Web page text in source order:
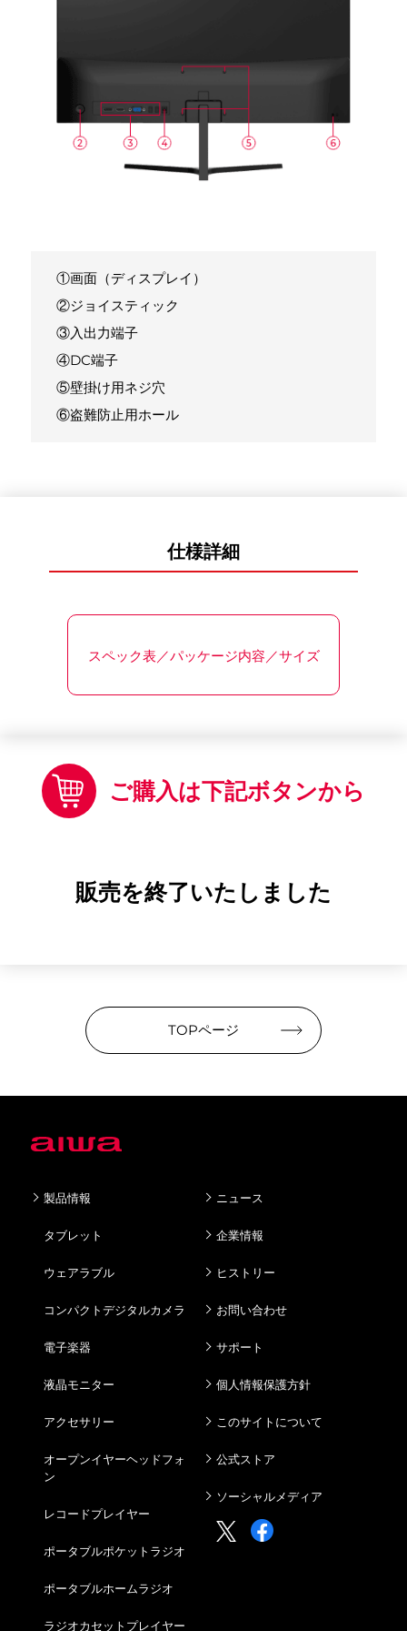
①画面（ディスプレイ）
②ジョイスティック
③入出力端子
④DC端子
⑤壁掛け用ネジ穴
⑥盗難防止用ホール
仕様詳細
スペック表／パッケージ内容／サイズ
ご購入は下記ボタンから
販売を終了いたしました
TOPページ
製品情報
タブレット
ウェアラブル
コンパクトデジタルカメラ
電子楽器
液晶モニター
アクセサリー
オープンイヤーヘッドフォ
ン
レコードプレイヤー
ポータブルポケットラジオ
ポータブルホームラジオ
ラジオカセットプレイヤー
ニュース
企業情報
ヒストリー
お問い合わせ
サポート
個人情報保護方針
このサイトについて
公式ストア
ソーシャルメディア